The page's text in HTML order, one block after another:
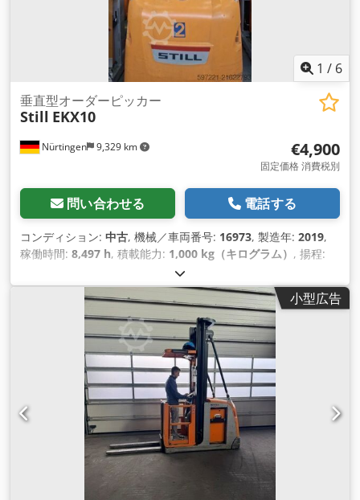
1 / 6
Nürtingen 9,329 km
垂直型オーダーピッカー
Still EKX10
€4,900
固定価格 消費税別
問い合わせる 電話する
コンディション: 中古, 機械／車両番号: 16973, 製造年: 2019,
稼働時間: 8,497 h, 積載能力: 1,000 kg（キログラム） , 揚程:
600 mm, 燃料の種類:
シンプレックス, 建設高:2,900 mm, バッテリー電圧:24 V, フ
1,200 mm, 総重量:2,868 kg（キログラム）,
小型広告